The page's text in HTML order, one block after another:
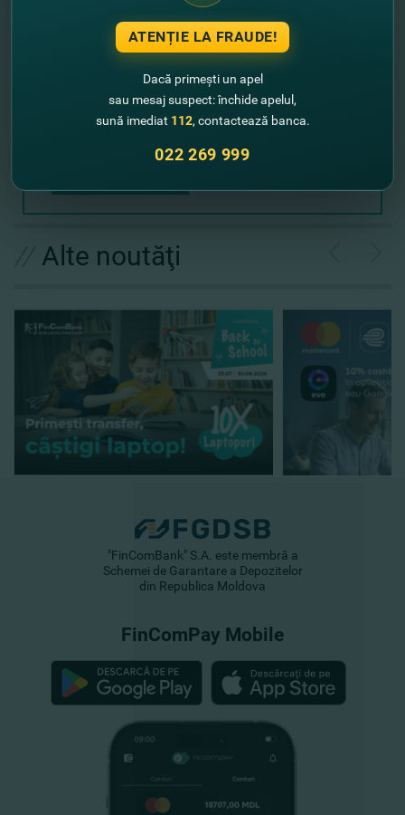
Alte noutăţi
"FinComBank" S.A. este membră a
Schemei de Garantare a Depozitelor
din Republica Moldova
FinComPay Mobile
ATENȚIE LA FRAUDE!
Dacă primești un apel
sau mesaj suspect: închide apelul,
sună imediat 112, contactează banca.
022 269 999